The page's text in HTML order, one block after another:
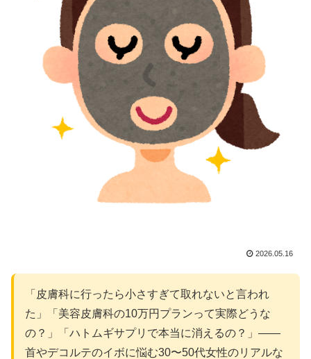
2026.05.16
「皮膚科に行ったら小さすぎて取れないと言われ
た」「美容皮膚科の10万円プランって実際どうな
の？」「ハトムギサプリで本当に消えるの？」——
首やデコルテのイボに悩む30〜50代女性のリアルな